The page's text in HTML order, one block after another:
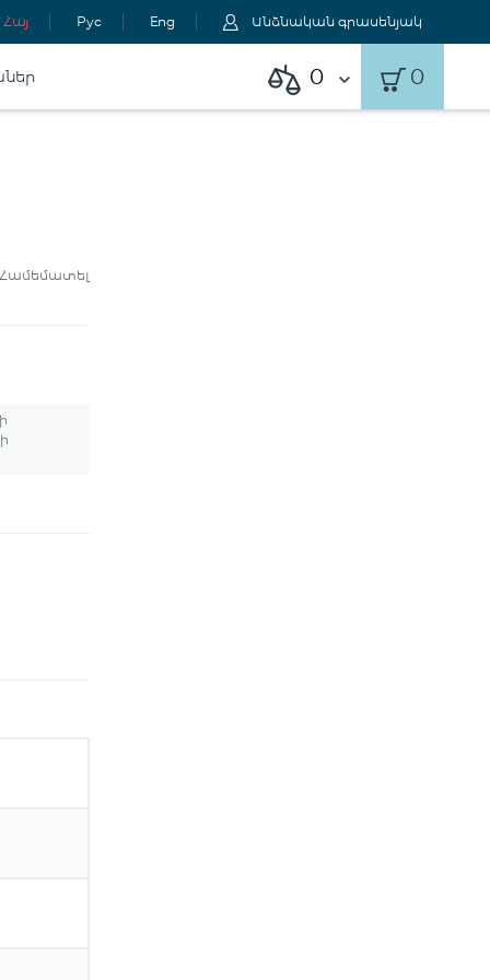
Հայ Рус Eng Անձնական գրասենյակ
0 0
Համեմատել